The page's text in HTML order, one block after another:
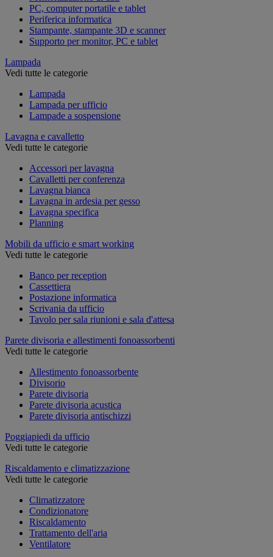
PC, computer portatile e tablet
Periferica informatica
Stampante, stampante 3D e scanner
Supporto per monitor, PC e tablet
Lampada
Vedi tutte le categorie
Lampada
Lampada per ufficio
Lampade a sospensione
Lavagna e cavalletto
Vedi tutte le categorie
Accessori per lavagna
Cavalletti per conferenza
Lavagna bianca
Lavagna in ardesia per gesso
Lavagna specifica
Planning
Mobili da ufficio e smart working
Vedi tutte le categorie
Banco per reception
Cassettiera
Postazione informatica
Scrivania da ufficio
Tavolo per sala riunioni e sala d'attesa
Parete divisoria e allestimenti fonoassorbenti
Vedi tutte le categorie
Allestimento fonoassorbente
Divisorio
Parete divisoria
Parete divisoria acustica
Parete divisoria antischizzi
Poggiapiedi da ufficio
Vedi tutte le categorie
Riscaldamento e climatizzazione
Vedi tutte le categorie
Climatizzatore
Condizionatore
Riscaldamento
Trattamento dell'aria
Ventilatore